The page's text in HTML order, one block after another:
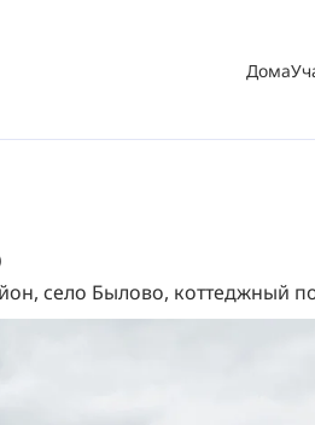
Дома
село Былово, коттеджный